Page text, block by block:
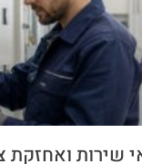
שירות ואחזקת